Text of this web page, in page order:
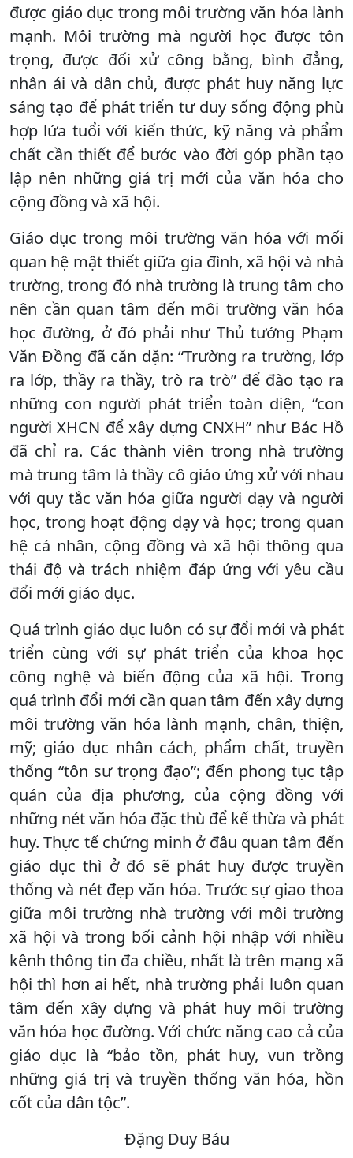
được giáo dục trong môi trường văn hóa lành
mạnh. Môi trường mà người học được tôn
trọng, được đối xử công bằng, bình đẳng,
nhân ái và dân chủ, được phát huy năng lực
sáng tạo để phát triển tư duy sống động phù
hợp lứa tuổi với kiến thức, kỹ năng và phẩm
chất cần thiết để bước vào đời góp phần tạo
lập nên những giá trị mới của văn hóa cho
cộng đồng và xã hội.
Giáo dục trong môi trường văn hóa với mối
quan hệ mật thiết giữa gia đình, xã hội và nhà
trường, trong đó nhà trường là trung tâm cho
nên cần quan tâm đến môi trường văn hóa
học đường, ở đó phải như Thủ tướng Phạm
Văn Đồng đã căn dặn: “Trường ra trường, lớp
ra lớp, thầy ra thầy, trò ra trò” để đào tạo ra
những con người phát triển toàn diện, “con
người XHCN để xây dựng CNXH” như Bác Hồ
đã chỉ ra. Các thành viên trong nhà trường
mà trung tâm là thầy cô giáo ứng xử với nhau
với quy tắc văn hóa giữa người dạy và người
học, trong hoạt động dạy và học; trong quan
hệ cá nhân, cộng đồng và xã hội thông qua
thái độ và trách nhiệm đáp ứng với yêu cầu
đổi mới giáo dục.
Quá trình giáo dục luôn có sự đổi mới và phát
triển cùng với sự phát triển của khoa học
công nghệ và biến động của xã hội. Trong
quá trình đổi mới cần quan tâm đến xây dựng
môi trường văn hóa lành mạnh, chân, thiện,
mỹ; giáo dục nhân cách, phẩm chất, truyền
thống “tôn sư trọng đạo”; đến phong tục tập
quán của địa phương, của cộng đồng với
những nét văn hóa đặc thù để kế thừa và phát
huy. Thực tế chứng minh ở đâu quan tâm đến
giáo dục thì ở đó sẽ phát huy được truyền
thống và nét đẹp văn hóa. Trước sự giao thoa
giữa môi trường nhà trường với môi trường
xã hội và trong bối cảnh hội nhập với nhiều
kênh thông tin đa chiều, nhất là trên mạng xã
hội thì hơn ai hết, nhà trường phải luôn quan
tâm đến xây dựng và phát huy môi trường
văn hóa học đường. Với chức năng cao cả của
giáo dục là “bảo tồn, phát huy, vun trồng
những giá trị và truyền thống văn hóa, hồn
cốt của dân tộc”.
Đặng Duy Báu